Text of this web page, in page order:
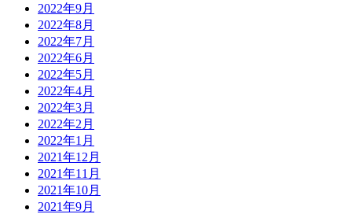
2022年9月
2022年8月
2022年7月
2022年6月
2022年5月
2022年4月
2022年3月
2022年2月
2022年1月
2021年12月
2021年11月
2021年10月
2021年9月